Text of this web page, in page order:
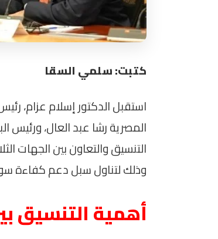
كتبت: سلمي السقا
استقبل الدكتور إسلام عزام،
المصرية رشا عبد العال، ورئيس
التنسيق والتعاون بين الجهات
وذلك لتناول سبل دعم كفاءة
أهمية التنسيق